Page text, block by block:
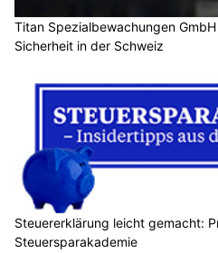
Titan Spezialbewachungen
Sicherheit in der Schweiz
Steuererklärung leicht gemacht:
Steuersparakademie